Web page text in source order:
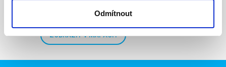
Odmítnout
ZOBRAZIT V MAPÁCH